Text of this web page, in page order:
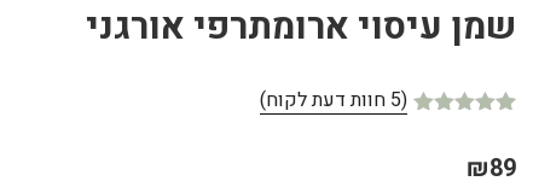
שמן עיסוי ארומתרפי אורגני
מבוסס על
(
5 חוות דעת לקוח)
₪89